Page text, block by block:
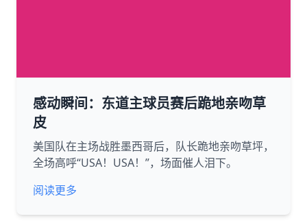
感动瞬间：东道主球员赛后跪地亲吻草
皮
美国队在主场战胜墨西哥后，队长跪地亲吻草坪，
全场高呼“USA！USA！”，场面催人泪下。
阅读更多